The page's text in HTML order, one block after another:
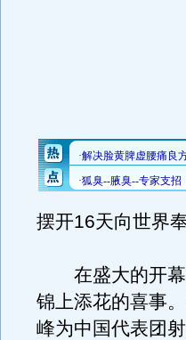
摆开16天向世界
在盛大的开幕
锦上添花的喜事
峰为中国代表团